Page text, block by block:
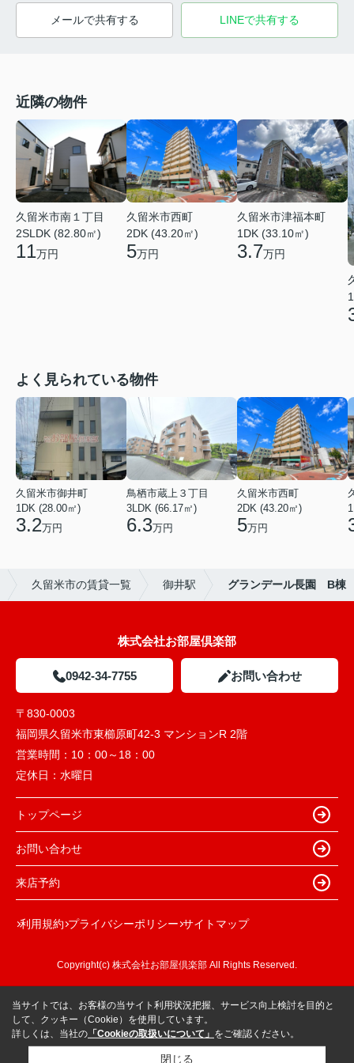
メールで共有する LINEで共有する
近隣の物件
久留米市南１丁目
2SLDK (82.80㎡)
11万円
久留米市西町
2DK (43.20㎡)
5万円
久留米市津福本町
1DK (33.10㎡)
3.7万円
よく見られている物件
久留米市御井町
1DK (28.00㎡)
3.2万円
鳥栖市蔵上３丁目
3LDK (66.17㎡)
6.3万円
久留米市西町
2DK (43.20㎡)
5万円
久留米市の賃貸一覧 御井駅 グランデール長園 B棟
株式会社お部屋倶楽部
0942-34-7755 お問い合わせ
〒830-0003
福岡県久留米市東櫛原町42-3 マンションR 2階
営業時間： 10：00～18：00
定休日： 水曜日
トップページ
お問い合わせ
来店予約
利用規約 プライバシーポリシー サイトマップ
Copyright(c) 株式会社お部屋倶楽部 All Rights Reserved.
当サイトでは、お客様の当サイト利用状況把握、サービス向上検討を目的と
して、クッキー（Cookie）を使用しています。
詳しくは、当社の 「Cookieの取扱いについて」 をご確認ください。
閉じる